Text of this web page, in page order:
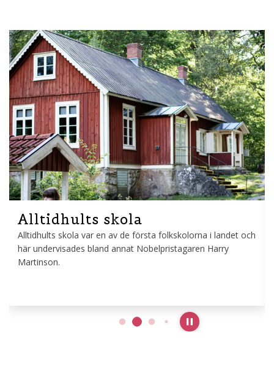
Alltidhults skola
Alltidhults skola var en av de första folkskolorna i landet och
här undervisades bland annat Nobelpristagaren Harry
Martinson.
Pause slideshow